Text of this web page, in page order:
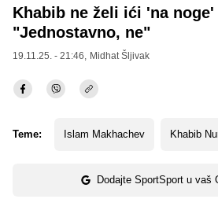
Khabib ne želi ići 'na noge'
"Jednostavno, ne"
19.11.25. - 21:46, Midhat Šljivak
Teme: Islam Makhachev Khabib
Dodajte SportSport u vaš